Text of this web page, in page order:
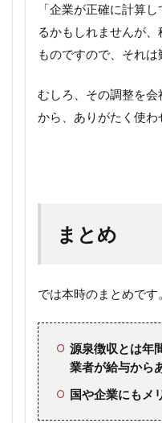
「企業が正確に計算
るかもしれませんが
ものですので、それは
むしろ、その調整を
から、ありがたく使わ
まとめ
では本時のまとめです。
源泉徴収とは年
業者が給与から
国や企業にもメ